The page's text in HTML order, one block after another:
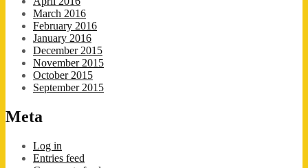
March 2016
February 2016
January 2016
December 2015
November 2015
October 2015
September 2015
Meta
Log in
Entries feed